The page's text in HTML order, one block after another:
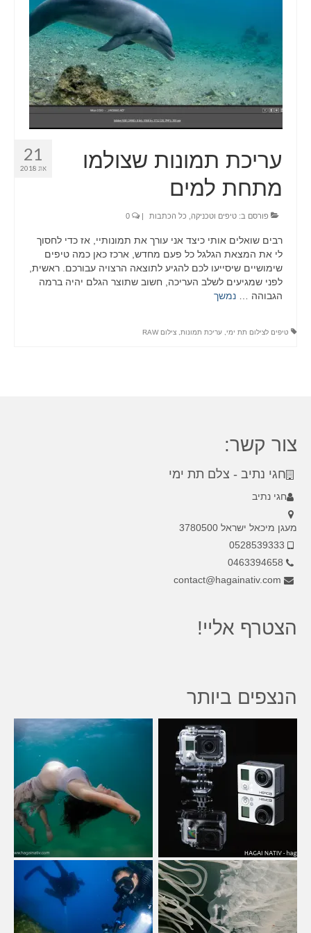
CART
PORTFOLIO
BLOG
21
אוג 2018
עריכת תמונות שצולמו
מתחת למים
פורסם ב: טיפים וטכניקה כל הכתבות |
רבים שואלים אותי כיצד אני עורך את תמונותיי, אז כדי לחסוך
לי את המצאת הגלגל כל פעם מחדש, ארכז כאן כמה טיפים
שימושיים שיסייעו לכם להגיע לתוצאה הרצויה עבורכם. ראשית,
לפני שמגיעים לשלב העריכה, חשוב שתוצר הגלם יהיה ברמה
הגבוהה … נמשך
טיפים לצילום תת ימי עריכת תמונות צילום RAW
צור קשר:
חגי נתיב - צלם תת ימי
חגי נתיב
מעגן מיכאל ישראל 3780500
הצטרף אליי!
הנצפים ביותר